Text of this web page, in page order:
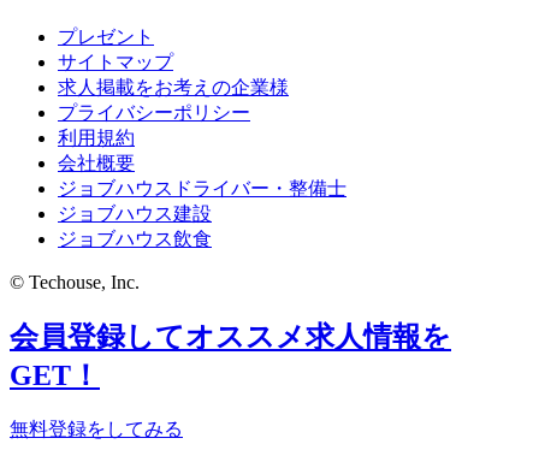
プレゼント
サイトマップ
求人掲載をお考えの企業様
プライバシーポリシー
利用規約
会社概要
ジョブハウスドライバー・整備士
ジョブハウス建設
ジョブハウス飲食
© Techouse, Inc.
会員登録してオススメ求人情報を
GET！
無料登録をしてみる